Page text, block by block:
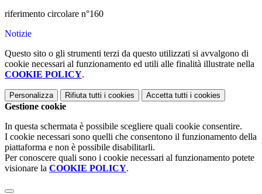
riferimento circolare n°160
Notizie
Questo sito o gli strumenti terzi da questo utilizzati si avvalgono di
cookie necessari al funzionamento ed utili alle finalità illustrate nella
COOKIE POLICY.
Personalizza Rifiuta tutti i cookies Accetta tutti i cookies
Gestione cookie
In questa schermata è possibile scegliere quali cookie consentire.
I cookie necessari sono quelli che consentono il funzionamento della
piattaforma e non è possibile disabilitarli.
Per conoscere quali sono i cookie necessari al funzionamento potete
visionare la COOKIE POLICY.